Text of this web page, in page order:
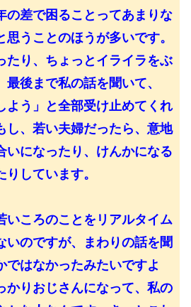
の差で困ることってあまりな
思うことのほうが多いです。
たり、ちょっとイライラをぶ
後まで私の話を聞いて、
よう」と全部受け止めてくれ
し、若い夫婦だったら、意地
いになったり、けんかになる
しています。
いころのことをリアルタイム
いのですが、まわりの話を聞
ではなかったみたいですよ
かりおじさんになって、私の